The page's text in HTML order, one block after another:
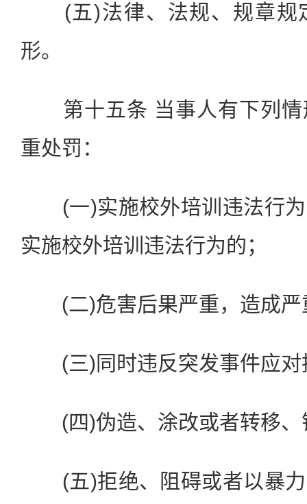
(五)法律、法规、规章规
形。
第十五条 当事人有下列情
重处罚：
(一)实施校外培训违法行为
实施校外培训违法行为的；
(二)危害后果严重，造成严
(三)同时违反突发事件应对
(四)伪造、涂改或者转移、
(五)拒绝、阻碍或者以暴力